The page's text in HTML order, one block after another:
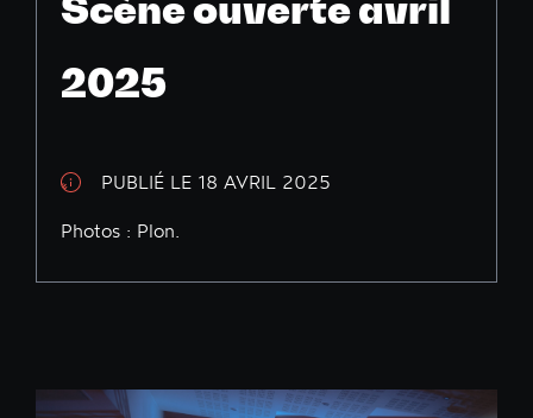
2025
PUBLIÉ LE 18 AVRIL 2025
Photos : Plon.